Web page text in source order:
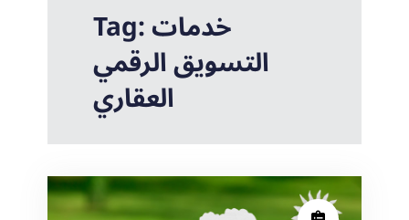
Tag:خدمات
التسويق الرقمي
العقاري